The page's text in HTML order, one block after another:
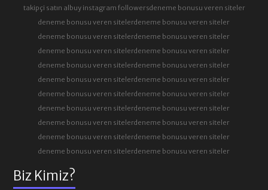
77. BÖLÜM 78. BÖLÜM
79. BÖLÜM 80. BÖLÜM
81. BÖLÜM 82. BÖLÜM
83. BÖLÜM 84. BÖLÜM
Biz Kimiz?
takipçi satın albuy instagram followersdeneme bonusu veren siteler
deneme bonusu veren sitelerdeneme bonusu veren siteler
deneme bonusu veren sitelerdeneme bonusu veren siteler
deneme bonusu veren sitelerdeneme bonusu veren siteler
deneme bonusu veren sitelerdeneme bonusu veren siteler
deneme bonusu veren sitelerdeneme bonusu veren siteler
deneme bonusu veren sitelerdeneme bonusu veren siteler
deneme bonusu veren sitelerdeneme bonusu veren siteler
deneme bonusu veren sitelerdeneme bonusu veren siteler
deneme bonusu veren sitelerdeneme bonusu veren siteler
deneme bonusu veren sitelerdeneme bonusu veren siteler